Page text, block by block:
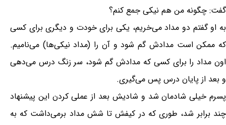
گفت: چگونه من هم نیکی جمع کنم؟
به او گفتم دو مداد می‌خریم، یکی برای خودت و دیگری برای کسی
که ممکن است مدادش گم شود و آن را (مداد نیکی‌ها) می‌نامیم.
اون مداد را برای کسی که مدادش گم شود، سر زنگ درس می‌دهی
و بعد از پایان درس پس می‌گیری.
پسرم خیلی شادمان شد و شادیش بعد از عملی کردن این پیشنهاد
چند برابر شد، طوری که در کیفش تا شش مداد برمی‌داشت که به